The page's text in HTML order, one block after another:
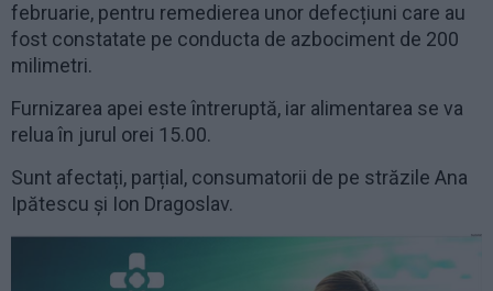
februarie, pentru remedierea unor defecțiuni care au
fost constatate pe conducta de azbociment de 200
milimetri.
Furnizarea apei este întreruptă, iar alimentarea se va
relua în jurul orei 15.00.
Sunt afectați, parțial, consumatorii de pe străzile Ana
Ipătescu și Ion Dragoslav.